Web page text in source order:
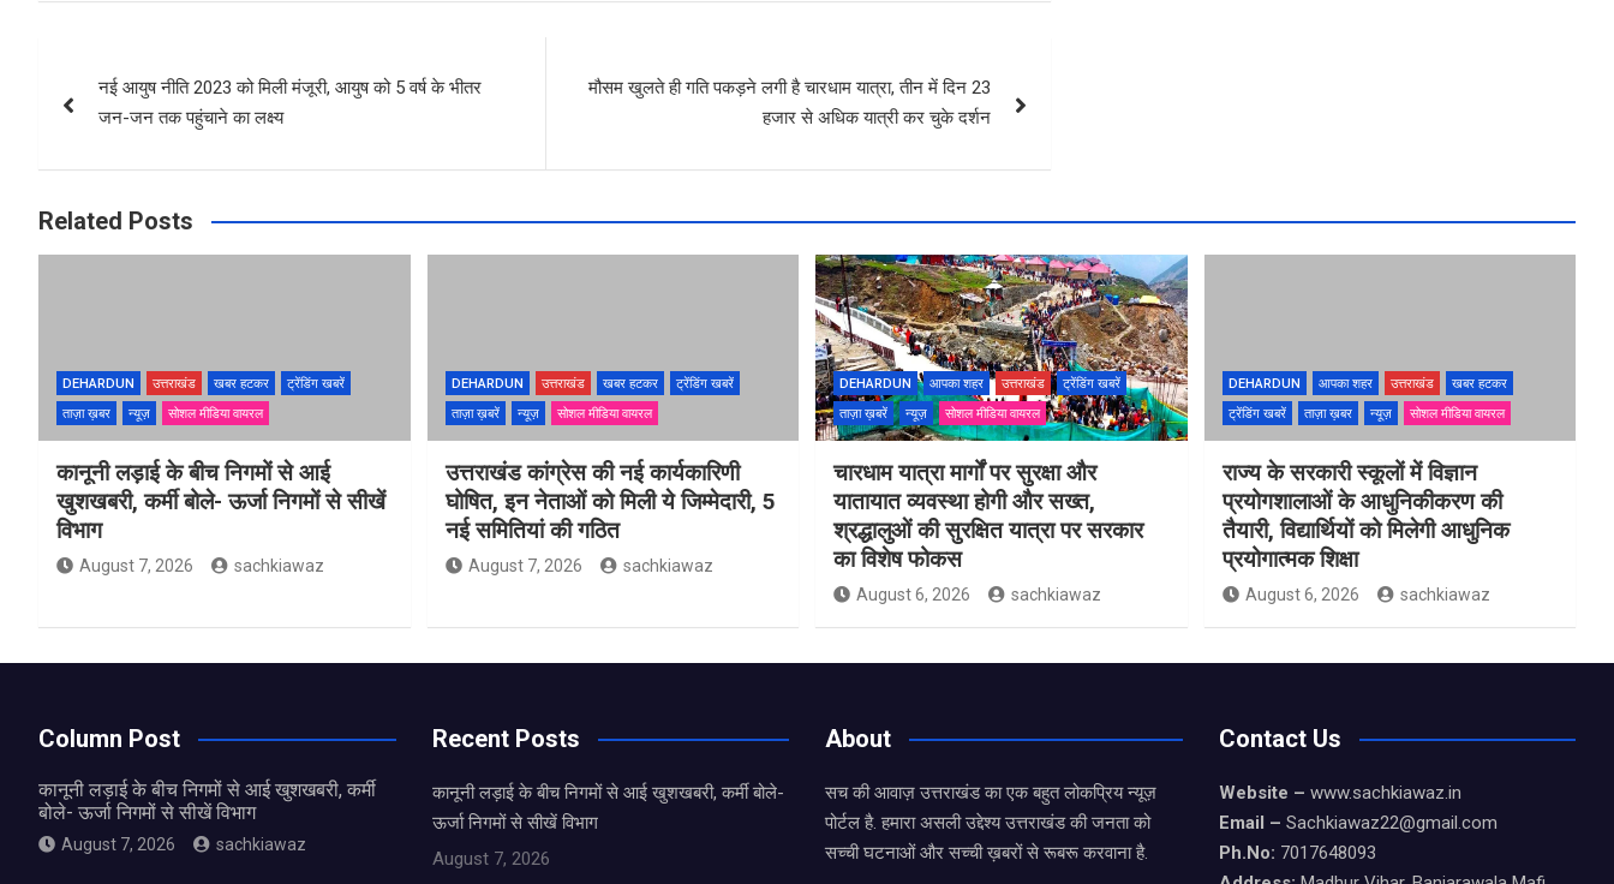
navigation
नई आयुष नीति 2023 को मिली मंजूरी, आयुष को 5 वर्ष के भीतर
जन-जन तक पहुंचाने का लक्ष्य
मौसम खुलते ही गति पकड़ने लगी है चारधाम यात्रा, तीन में दिन 23
हजार से अधिक यात्री कर चुके दर्शन
Related Posts
DEHARDUN उत्तराखंड खबर हटकर
ट्रेंडिंग खबरें
ताज़ा ख़बर
न्यूज़ सोशल मीडिया वायरल
कानूनी लड़ाई के बीच निगमों से आई
खुशखबरी, कर्मी बोले- ऊर्जा निगमों से सीखें
विभाग
August 7, 2026 sachkiawaz
DEHARDUN उत्तराखंड खबर हटकर
ट्रेंडिंग खबरें
ताज़ा ख़बरें
न्यूज़ सोशल मीडिया वायरल
उत्तराखंड कांग्रेस की नई कार्यकारिणी
घोषित, इन नेताओं को मिली ये जिम्मेदारी, 5
नई समितियां की गठित
August 7, 2026 sachkiawaz
DEHARDUN आपका शहर उत्तराखंड
ट्रेंडिंग खबरें
ताज़ा ख़बरें
न्यूज़ सोशल मीडिया वायरल
चारधाम यात्रा मार्गों पर सुरक्षा और
यातायात व्यवस्था होगी और सख्त,
श्रद्धालुओं की सुरक्षित यात्रा पर सरकार
का विशेष फोकस
August 6, 2026 sachkiawaz
DEHARDUN आपका शहर उत्तराखंड
खबर हटकर
ट्रेंडिंग खबरें
ताज़ा ख़बर न्यूज़ सोशल मीडिया वायरल
राज्य के सरकारी स्कूलों में विज्ञान
प्रयोगशालाओं के आधुनिकीकरण की
तैयारी, विद्यार्थियों को मिलेगी आधुनिक
प्रयोगात्मक शिक्षा
August 6, 2026 sachkiawaz
Column Post
कानूनी लड़ाई के बीच निगमों से आई खुशखबरी, कर्मी
बोले- ऊर्जा निगमों से सीखें विभाग
August 7, 2026 sachkiawaz
Recent Posts
कानूनी लड़ाई के बीच निगमों से आई खुशखबरी, कर्मी बोले-
ऊर्जा निगमों से सीखें विभाग
August 7, 2026
About
सच की आवाज़ उत्तराखंड का एक बहुत लोकप्रिय न्यूज़
पोर्टल है. हमारा असली उद्देश्य उत्तराखंड की जनता को
सच्ची घटनाओं और सच्ची ख़बरों से रूबरू करवाना है.
Contact Us
Website – www.sachkiawaz.in
Email – Sachkiawaz22@gmail.com
Ph.No: 7017648093